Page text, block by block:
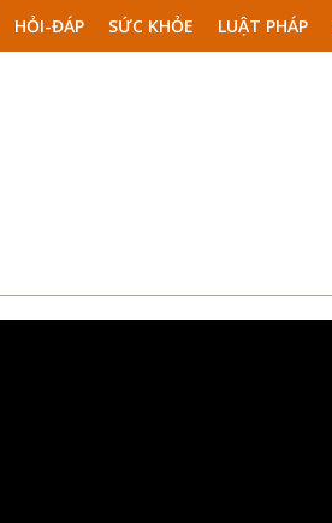
HỎI-ĐÁP SỨC KHỎE LUẬT PHÁP